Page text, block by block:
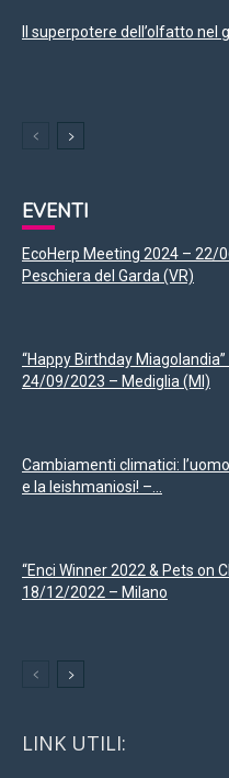
Il superpotere dell’olfatto nel
EVENTI
EcoHerp Meeting 2024 – 22/
Peschiera del Garda (VR)
“Happy Birthday
24/09/2023 – Mediglia (MI)
Cambiamenti climatici:
e la leishmaniosi! –...
“Enci Winner 2022 & Pets on
18/12/2022 – Milano
LINK UTILI: